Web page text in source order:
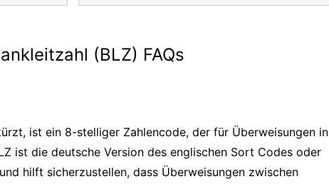
(BLZ) FAQs
ist ein 8-stelliger Zahlencode, der für Überweisungen in
ist die deutsche Version des englischen Sort Codes oder
hilft sicherzustellen, dass Überweisungen zwischen